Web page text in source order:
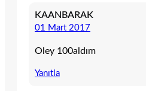
KAANBARAK
01 Mart 2017
Oley 100aldım
Yanıtla